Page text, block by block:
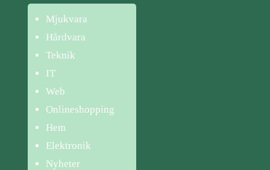
Mjukvara
Hårdvara
Teknik
IT
Web
Onlineshopping
Hem
Elektronik
Nyheter